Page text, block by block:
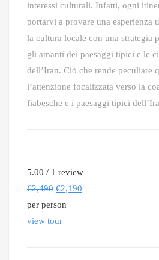
interessi culturali. Infatti, ogni
portarvi a provare una esperienza
la cultura locale con una strategia
gli amanti dei paesaggi tipici e le
dell’Iran. Ciò che rende peculiare
l’attenzione focalizzata verso la
fiabesche e i paesaggi tipici
5.00 / 1 review
€2,490 €2,190
per person
view tour